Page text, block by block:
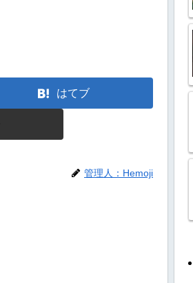
はてブ
管理人：Hemoji